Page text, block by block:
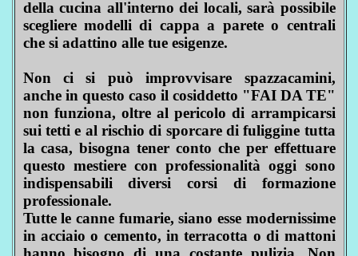
della cucina all'interno dei locali, sarà possibile
scegliere modelli di cappa a parete o centrali
che si adattino alle tue esigenze.
Non ci si può improvvisare spazzacamini,
anche in questo caso il cosiddetto "FAI DA TE"
non funziona, oltre al pericolo di arrampicarsi
sui tetti e al rischio di sporcare di fuliggine tutta
la casa, bisogna tener conto che per effettuare
questo mestiere con professionalità oggi sono
indispensabili diversi corsi di formazione
professionale.
Tutte le canne fumarie, siano esse modernissime
in acciaio o cemento, in terracotta o di mattoni